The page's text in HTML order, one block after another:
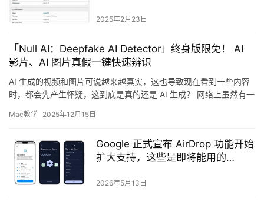
2025年2月23日
「Null AI：Deepfake AI Detector」终身版限免！ AI
影片、AI 图片真假一键快速辨识
AI 生成的视频和图片可说越来越真实，这也导致现在看到一些内容
时，都会先产生怀疑，这到底是真的还是 AI 生成？ 网络上虽然有一
Mac教学 2025年12月15日
Google 正式宣布 AirDrop 功能开始
扩大支持，这些是即将能用的
2026年5月13日